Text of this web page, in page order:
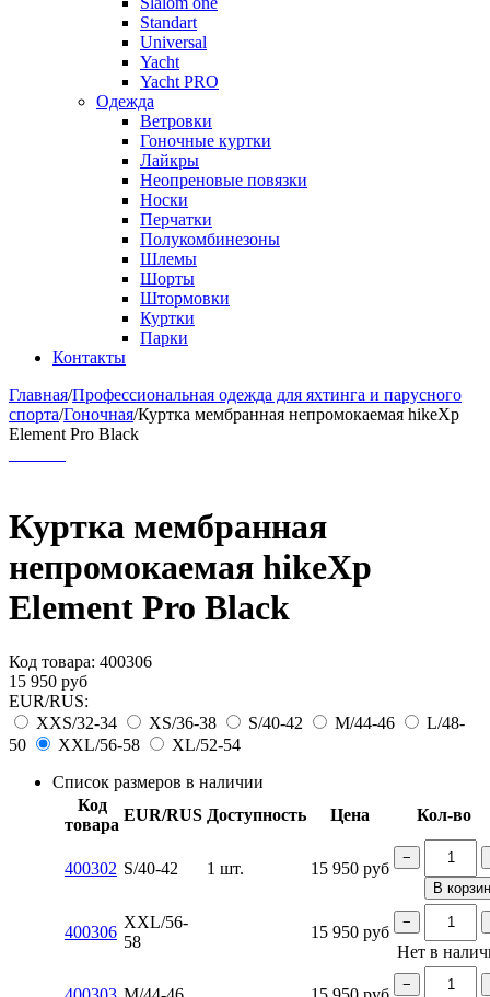
Standart
Universal
Yacht
Yacht PRO
Одежда
Ветровки
Гоночные куртки
Лайкры
Неопреновые повязки
Носки
Перчатки
Полукомбинезоны
Шлемы
Шорты
Штормовки
Куртки
Парки
Контакты
Главная/Профессиональная одежда для яхтинга и парусного
спорта/Гоночная/Куртка мембранная непромокаемая hikeXp
Element Pro Black
Куртка мембранная
непромокаемая hikeXp
Element Pro Black
Код товара: 400306
15 950 руб
EUR/RUS:
XXS/32-34
XS/36-38 S/40-42 M/44-46
L/48-
50
XXL/56-58
XL/52-54
Список размеров в наличии
Код
товара
EUR/RUS Доступность Цена Кол-во
400302 S/40-42 1 шт. 15 950 руб
−
В
400306
XXL/56-
58
15 950 руб −
Нет в
−